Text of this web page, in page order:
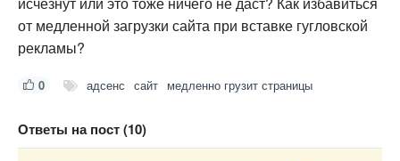
от медленной загрузки сайта при вставке гугловской
рекламы?
0 адсенс сайт медленно грузит страницы
Ответы на пост (10)